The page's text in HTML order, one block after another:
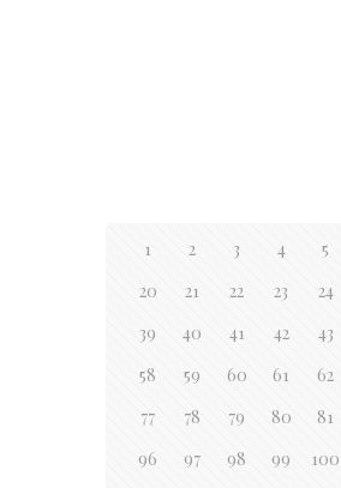
1 2 3 4 5
20
21 22 23 24
39
40 41 42 43
58
59 60 61 62
77
78 79 80 81
96
97 98 99 100